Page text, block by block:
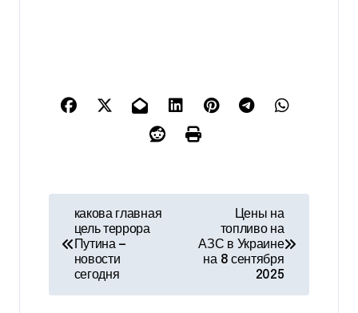
какова главная
цель террора
Путина —
новости
сегодня
Цены на
топливо на
АЗС в Украине
на 8 сентября
2025